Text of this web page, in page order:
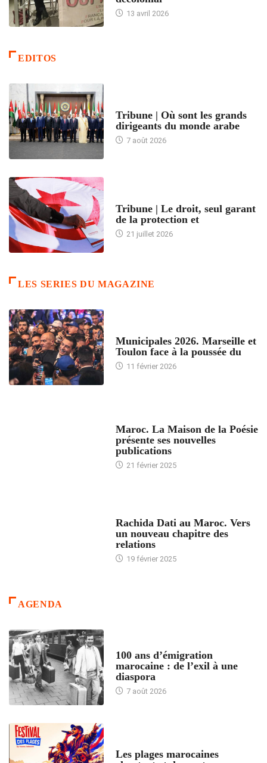
13 avril 2026
EDITOS
Tribune | Où sont les grands
dirigeants du monde arabe
7 août 2026
Tribune | Le droit, seul garant
de la protection et
21 juillet 2026
LES SERIES DU MAGAZINE
Municipales 2026. Marseille et
Toulon face à la poussée du
11 février 2026
Maroc. La Maison de la Poésie
présente ses nouvelles
publications
21 février 2025
Rachida Dati au Maroc. Vers
un nouveau chapitre des
relations
19 février 2025
AGENDA
100 ans d’émigration
marocaine : de l’exil à une
diaspora
7 août 2026
Les plages marocaines